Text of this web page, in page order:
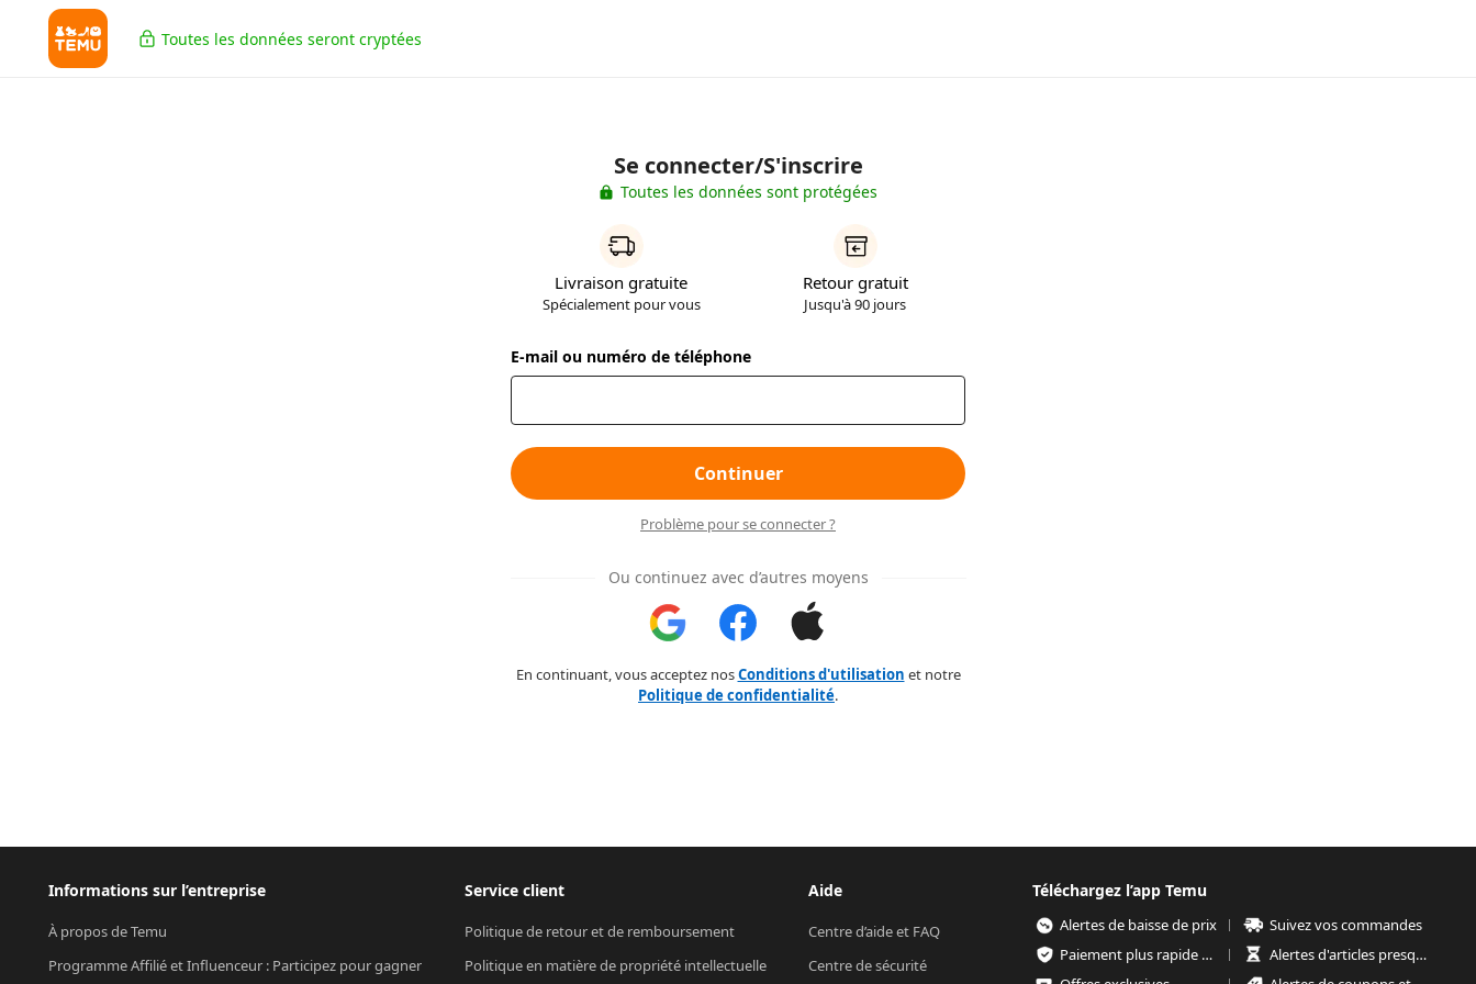
Toutes les données seront cryptées
Se connecter/S'inscrire
Toutes les données sont protégées
Livraison gratuite
Spécialement pour vous
Retour gratuit
Jusqu'à 90 jours
E-mail ou numéro de téléphone
Continuer
Problème pour se connecter ?
Ou continuez avec d’autres moyens
En continuant, vous acceptez nosConditions d'utilisation et notre
Politique de confidentialité.
Informations sur l’entreprise
À propos de Temu
Programme Affilié et Influenceur : Participez pour gagner
Service client
Politique de retour et de remboursement
Politique en matière de propriété intellectuelle
Aide
Centre d’aide et FAQ
Centre de sécurité
Téléchargez l’app Temu
Alertes de baisse de prix
Suivez vos commandes
Paiement plus rapide et plus sécurisé
Alertes d'articles presque épuisés